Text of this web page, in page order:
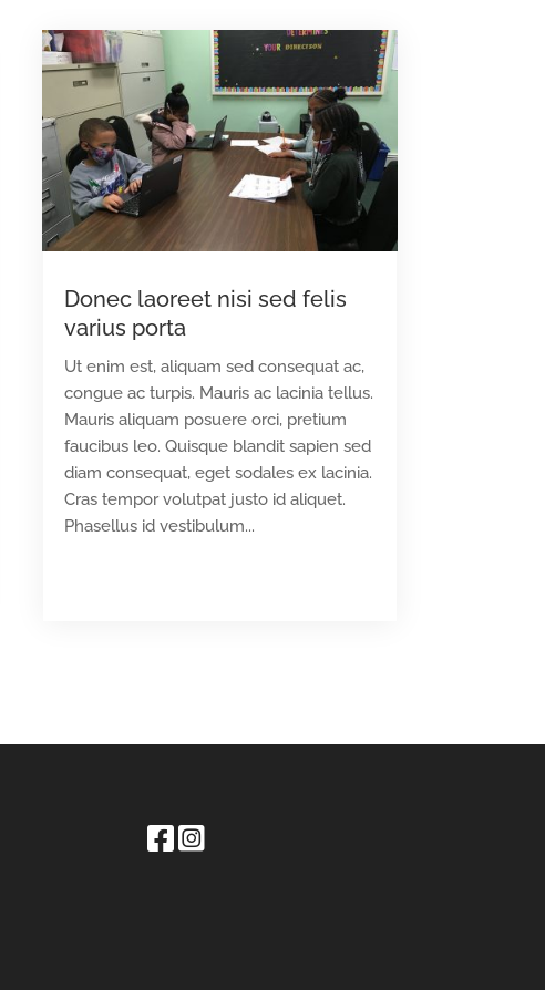
Donec laoreet nisi sed felis
varius porta
Ut enim est, aliquam sed consequat ac,
congue ac turpis. Mauris ac lacinia tellus.
Mauris aliquam posuere orci, pretium
faucibus leo. Quisque blandit sapien sed
diam consequat, eget sodales ex lacinia.
Cras tempor volutpat justo id aliquet.
Phasellus id vestibulum...